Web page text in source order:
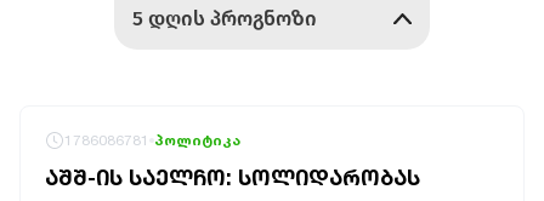
1786086781 პოლიტიკა
ᲐᲨᲨ-ᲘᲡ ᲡᲐᲔᲚᲩᲝ: ᲡᲝᲚᲘᲓᲐᲠᲝᲑᲐᲡ